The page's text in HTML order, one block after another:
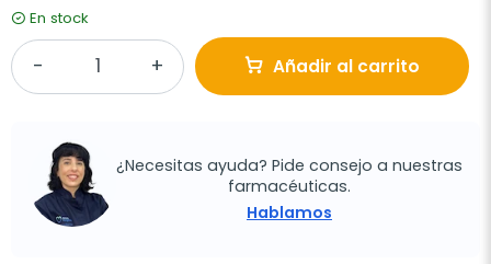
En stock
Añadir al carrito
¿Necesitas ayuda? Pide consejo a nuestras
farmacéuticas.
Hablamos